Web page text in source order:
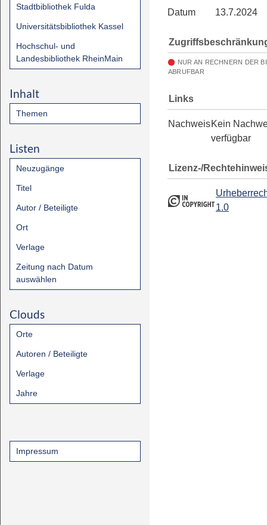
Stadtbibliothek Fulda
Universitätsbibliothek Kassel
Hochschul- und
Landesbibliothek RheinMain
Inhalt
Themen
Listen
Neuzugänge
Titel
Autor / Beteiligte
Ort
Verlage
Zeitung nach Datum
auswählen
Clouds
Orte
Autoren / Beteiligte
Verlage
Jahre
Impressum
Datum
13.7.2024
NUR AN RECHNERN DER
ABRUFBAR
Links
NachweisKein
verfügbar
Lizenz-/
1.0